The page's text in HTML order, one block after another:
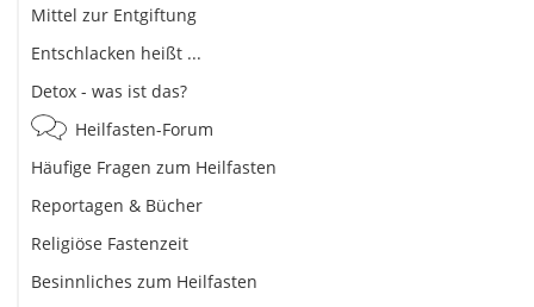
Mittel zur Entgiftung
Entschlacken heißt ...
Detox - was ist das?
Heilfasten-Forum
Häufige Fragen zum Heilfasten
Reportagen & Bücher
Religiöse Fastenzeit
Besinnliches zum Heilfasten